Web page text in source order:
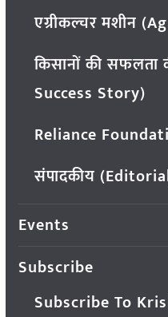
एग्रीकल्चर मशीन
किसानों की सफलता
Success Story)
Reliance
संपादकीय
Events
Subscribe
Subscribe To